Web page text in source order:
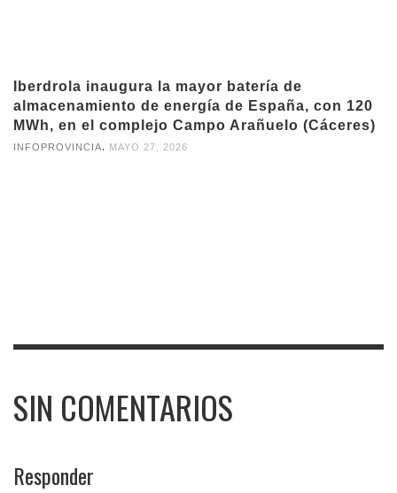
Iberdrola inaugura la mayor batería de
almacenamiento de energía de España, con 120
MWh, en el complejo Campo Arañuelo (Cáceres)
INFOPROVINCIA MAYO 27, 2026
SIN COMENTARIOS
Responder